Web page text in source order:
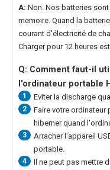
A: Non. Nos batteries
memoire. Quand la
courant d'électricité de
Charger pour 12 heures
Q: Comment faut-il
l'ordinateur portable
1 Eviter la discharge
2
Faire votre ordinateur
hiberner quand
3
Arracher l'appareil
portable.
4
Il ne peut pas mettre